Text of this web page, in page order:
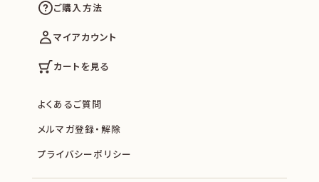
ご購入方法
マイアカウント
カートを見る
よくあるご質問
メルマガ登録・解除
プライバシーポリシー